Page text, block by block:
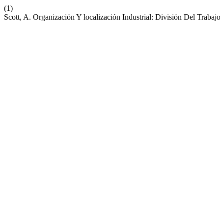
(1)
Scott, A. Organización Y localización Industrial: División Del